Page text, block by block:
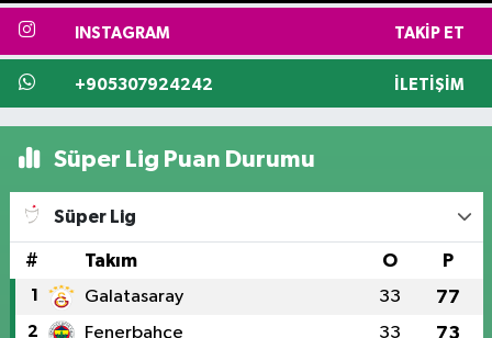
INSTAGRAM TAKIP ET
+905307924242 İLETIŞIM
Süper Lig Puan Durumu
Süper Lig
# Takım O P
1 Galatasaray 33 77
2 Fenerbahçe 33 73